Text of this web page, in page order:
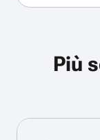
Più